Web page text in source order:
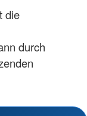
die
durch